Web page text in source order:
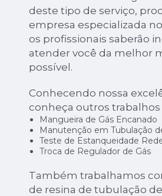
deste tipo de serviço,
empresa especializada
os profissionais saberão
atender você da melhor
possível.
Conhecendo nossa
conheça outros trabalhos
Mangueira de Gás Encanado
Manutenção em Tubulação
Teste de Estanqueidade
Troca de Regulador de Gás
Também trabalhamos
de resina de tubulação